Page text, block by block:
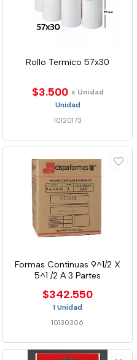
Rollo Termico 57x30
$3.500 x Unidad
Unidad
10120173
Formas Continuas 9^1/2 X
5^1 /2 A 3 Partes
$342.550
1 Unidad
10130306